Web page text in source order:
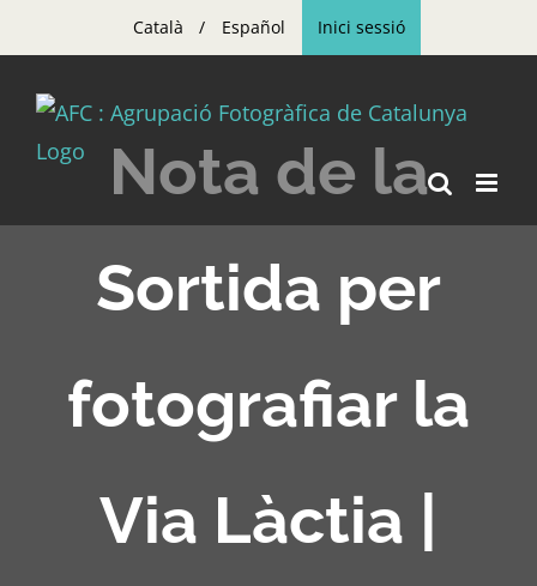
to
content
Català Español Inici sessió
Nota de la
Sortida per
fotografiar la
Via Làctia |